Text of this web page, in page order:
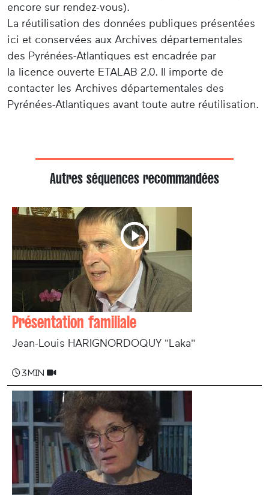
encore sur rendez-vous).
La réutilisation des données publiques présentées
ici et conservées aux Archives départementales
des Pyrénées-Atlantiques est encadrée par
la licence ouverte ETALAB 2.0. Il importe de
contacter les Archives départementales des
Pyrénées-Atlantiques avant toute autre réutilisation.
Autres séquences recommandées
Présentation familiale
Jean-Louis HARIGNORDOQUY "Laka"
3 min